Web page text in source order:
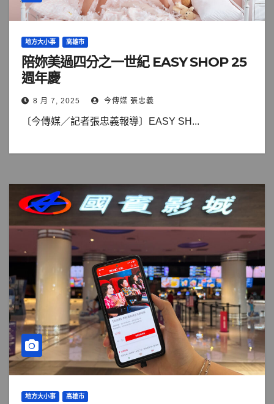
地方大小事 高雄市
陪妳美過四分之一世紀 EASY SHOP 25
週年慶
8 月 7, 2025 今傳媒 張忠義
〔今傳媒／記者張忠義報導〕EASY SH...
地方大小事 高雄市